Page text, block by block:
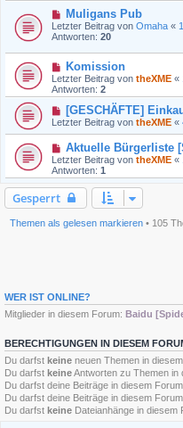
Muligans Pub
Letzter Beitrag von Omaha «
Antworten: 20
Komission
Letzter Beitrag von theXME «
Antworten: 2
[GESCHÄFTE]
Letzter Beitrag von theXME «
Aktuelle Bürgerliste
Letzter Beitrag von theXME «
Antworten: 1
Gesperrt
Themen als gelesen markieren• 105
WER IST ONLINE?
Mitglieder in diesem Forum: Baidu
BERECHTIGUNGEN IN DIESEM
Du darfst keine neuen Themen in
Du darfst keineAntworten zu Themen in
Du darfst deine Beiträge in diesem Forum
Du darfst deine Beiträge in diesem Forum
Du darfst keine Dateianhänge in diesem